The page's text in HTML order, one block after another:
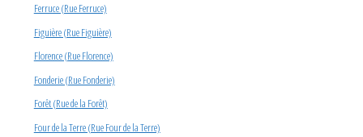
Ferruce (Rue Ferruce)
Figuière (Rue Figuière)
Florence (Rue Florence)
Fonderie (Rue Fonderie)
Forêt (Rue de la Forêt)
Four de la Terre (Rue Four de la Terre)